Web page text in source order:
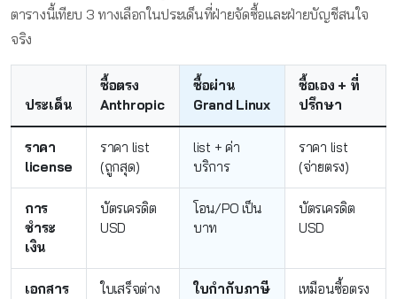
ตารางนี้เทียบ 3 ทางเลือกในประเด็นที่ฝ่ายจัดซื้อและฝ่ายบัญชีสนใจ
จริง
ประเด็น
ซื้อตรง
Anthropic
ซื้อผ่าน
Grand Linux
ซื้อเอง + ที่
ปรึกษา
ราคา
license
ราคา list
(ถูกสุด)
list + ค่า
บริการ
ราคา list
(จ่ายตรง)
การ
ชำระ
เงิน
บัตรเครดิต
USD
โอน/PO เป็น
บาท
บัตรเครดิต
USD
เอกสาร
ใบเสร็จต่าง
ใบกำกับภาษี
เหมือนซื้อตรง